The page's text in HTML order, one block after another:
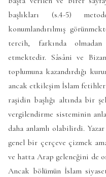
başlıkları (s.4-5)
konumlandırılmış
tercih, farkında
etmektedir. Sâsâni ve
toplumuna kazandırdığı
ancak etkileşim İslam
raşidin başlığı altında bir
vergilendirme sisteminin
daha anlamlı olabilirdi.
genel bir çerçeve çizmek
ve hatta Arap geleneğini de
Ancak bölümün İslam